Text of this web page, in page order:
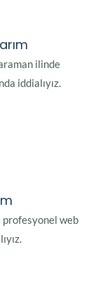
ilinde
iddialıyız.
profesyonel web